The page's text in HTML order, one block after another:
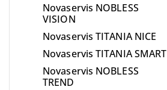
Novaservis NOBLESS
VISION
Novaservis TITANIA NICE
Novaservis TITANIA SMART
Novaservis NOBLESS
TREND